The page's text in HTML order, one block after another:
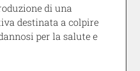
di una
destinata a colpire
per la salute e